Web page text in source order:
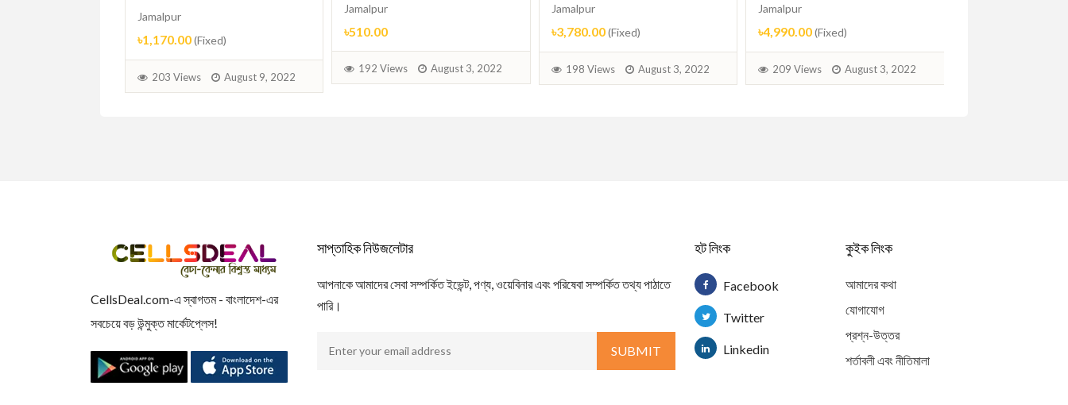
Jamalpur
৳1,170.00(Fixed)
203 Views August 9, 2022
Jamalpur
৳510.00
192 Views August 3, 2022
Jamalpur
৳3,780.00(Fixed)
198 Views August 3, 2022
Jamalpur
৳4,990.00(Fixed)
209 Views August 3, 2022
CellsDeal.com-এ স্বাগতম - বাংলাদেশ-এর
সবচেয়ে বড় উন্মুক্ত মার্কেটপ্লেস!
সাপ্তাহিক নিউজলেটার
আপনাকে আমাদের সেবা সম্পর্কিত ইভেন্ট, পণ্য, ওয়েবিনার এবং পরিষেবা সম্পর্কিত তথ্য পাঠাতে
পারি।
হট লিংক
Facebook
Twitter
Linkedin
কুইক লিংক
আমাদের কথা
যোগাযোগ
প্রশ্ন-উত্তর
শর্তাবলী এবং নীতিমালা